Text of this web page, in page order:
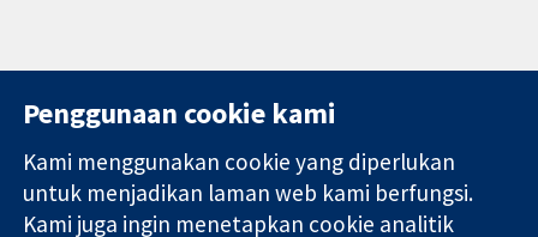
Bukti yang
11-13 Cavendish
Square
London
Hubungi kita
Berita
Pejabat
Penggunaan cookie kami
Kami menggunakan cookie yang diperlukan
untuk menjadikan laman web kami berfungsi.
Kami juga ingin menetapkan cookie analitik